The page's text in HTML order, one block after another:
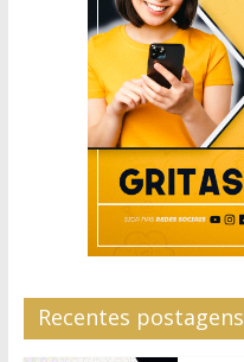
Recentes postagens